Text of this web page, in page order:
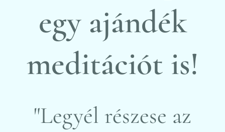
egy ajándék
meditációt is!
"Legyél részese az